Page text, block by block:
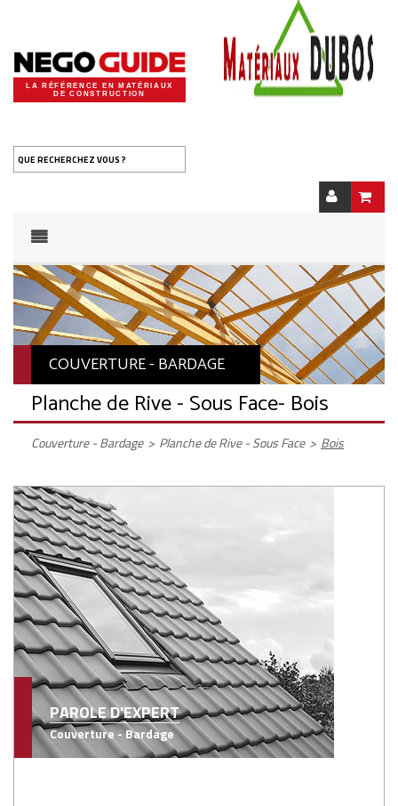
LA RÉFÉRENCE EN MATÉRIAUX
DE CONSTRUCTION
QUE RECHERCHEZ VOUS ?
COUVERTURE - BARDAGE
Planche de Rive - Sous Face- Bois
Couverture - Bardage > Planche de Rive - Sous Face > Bois
PAROLE D'EXPERT
Couverture - Bardage